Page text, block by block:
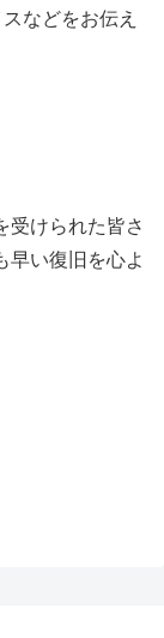
などをお伝え
受けられた皆さ
早い復旧を心よ